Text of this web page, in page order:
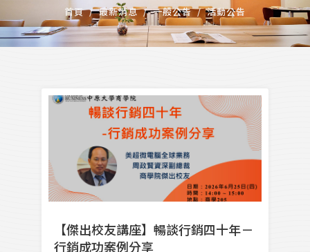
首頁/最新消息/一般公告/活動公告
【傑出校友講座】暢談行銷四十年－
行銷成功案例分享